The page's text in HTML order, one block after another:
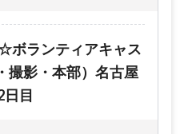
ボランティアキャス
撮影・本部）名古屋
目